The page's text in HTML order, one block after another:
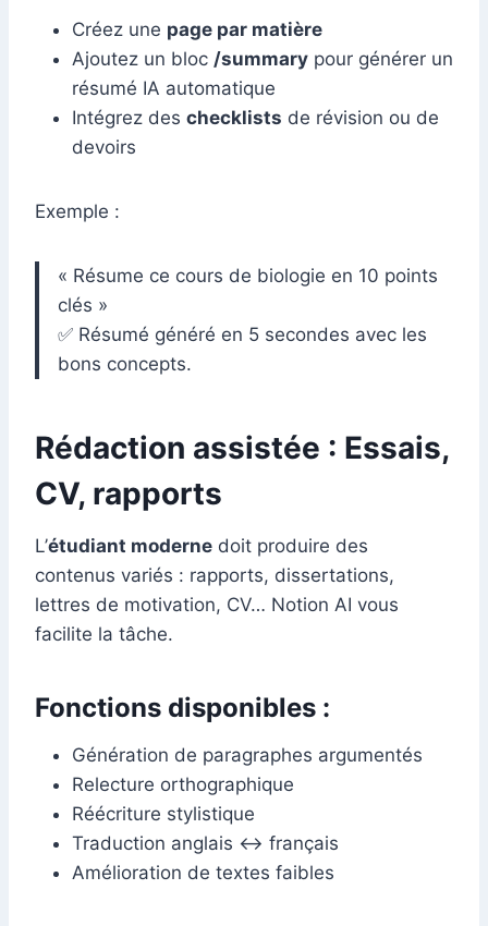
Créez une page par matière
Ajoutez un bloc /summary pour générer un
résumé IA automatique
Intégrez des checklists de révision ou de
devoirs
Exemple :
« Résume ce cours de biologie en 10 points
clés »
✅ Résumé généré en 5 secondes avec les
bons concepts.
Rédaction assistée : Essais,
CV, rapports
L’étudiant moderne doit produire des
contenus variés : rapports, dissertations,
lettres de motivation, CV… Notion AI vous
facilite la tâche.
Fonctions disponibles :
Génération de paragraphes argumentés
Relecture orthographique
Réécriture stylistique
Traduction anglais ↔ français
Amélioration de textes faibles